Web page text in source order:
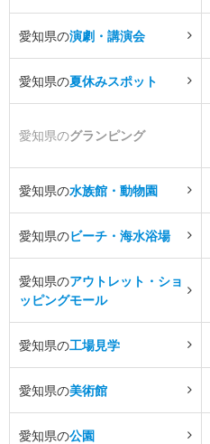
愛知県の演劇・講演会
愛知県の夏休みスポット
愛知県のグランピング
愛知県の水族館・動物園
愛知県のビーチ・海水浴場
愛知県のアウトレット・ショ
ッピングモール
愛知県の工場見学
愛知県の美術館
愛知県の公園